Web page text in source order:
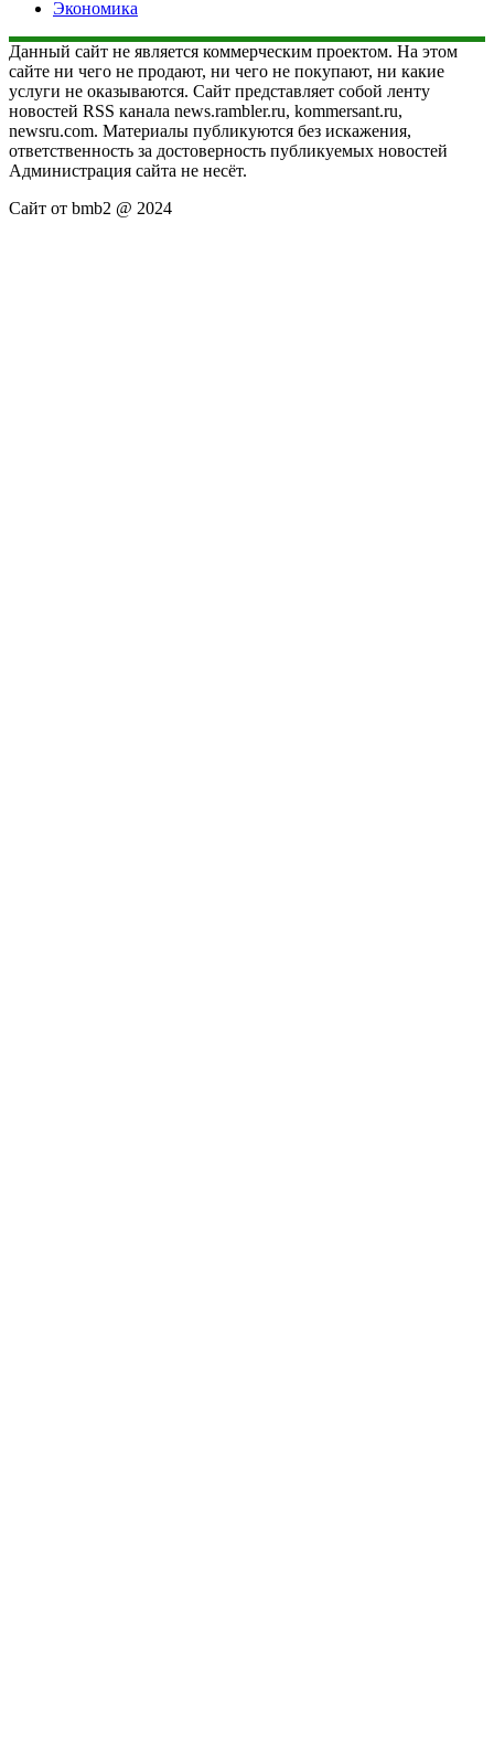
Экономика
Данный сайт не является коммерческим проектом. На этом
сайте ни чего не продают, ни чего не покупают, ни какие
услуги не оказываются. Сайт представляет собой ленту
новостей RSS канала news.rambler.ru, kommersant.ru,
newsru.com. Материалы публикуются без искажения,
ответственность за достоверность публикуемых новостей
Администрация сайта не несёт.
Сайт от bmb2 @ 2024